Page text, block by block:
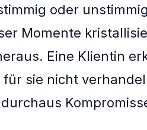
oder
Momente
Eine Klientin
für sie nicht
durchaus